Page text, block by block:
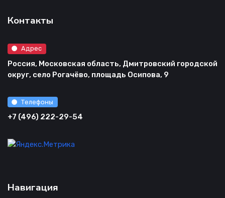
Контакты
Адрес
Россия, Московская область, Дмитровский городской
округ, село Рогачёво, площадь Осипова, 9
Телефоны
+7 (496) 222-29-54
Навигация